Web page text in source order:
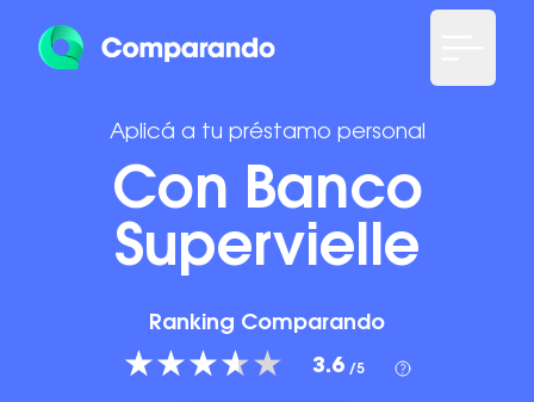
Aplicá a tu préstamo personal
Con Banco
Supervielle
Ranking Comparando
3.6 /5